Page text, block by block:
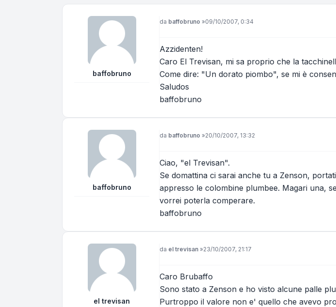
baffobruno
Messaggio
da baffobruno »09/10/2007, 0:34
Azzidenten!
Caro El Trevisan, mi sa proprio che la
Come dire: "Un dorato piombo", se mi è
Saludos
baffobruno
baffobruno
Messaggio
da baffobruno »20/10/2007, 13:32
Ciao, "el Trevisan".
Se domattina ci sarai anche tu a Zenson, portati
appresso le colombine plumbee. Magari una,
vorrei poterla comperare.
baffobruno
el trevisan
Messaggio
da el trevisan »23/10/2007, 21:17
Caro Brubaffo
Sono stato a Zenson e ho visto alcune palle
Purtroppo il valore non e' quello che avevo